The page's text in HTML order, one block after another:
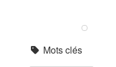
Mots clés